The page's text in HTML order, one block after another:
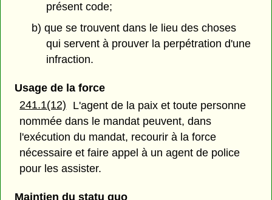
présent code;
b) que se trouvent dans le lieu des choses
qui servent à prouver la perpétration d'une
infraction.
Usage de la force
241.1(12)
L'agent de la paix et toute personne
nommée dans le mandat peuvent, dans
l'exécution du mandat, recourir à la force
nécessaire et faire appel à un agent de police
pour les assister.
Maintien du statu quo